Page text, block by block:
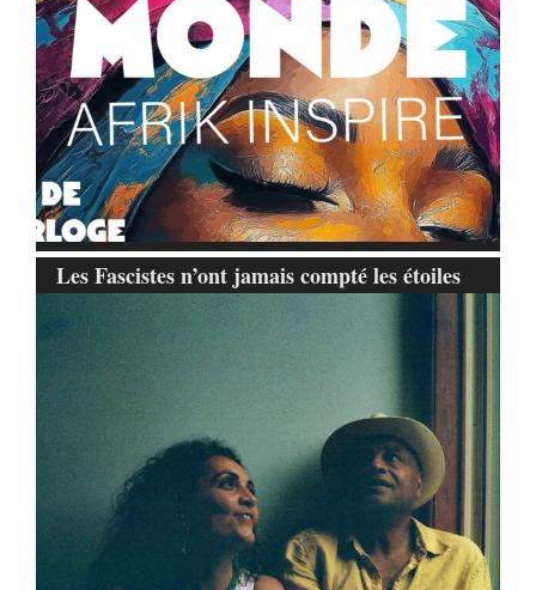
Les Fascistes n’ont jamais compté les étoiles